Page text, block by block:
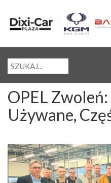
OPEL Zwoleń:
Używane,